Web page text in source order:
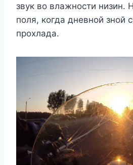
звук во влажности низин.
поля, когда дневной зной
прохлада.